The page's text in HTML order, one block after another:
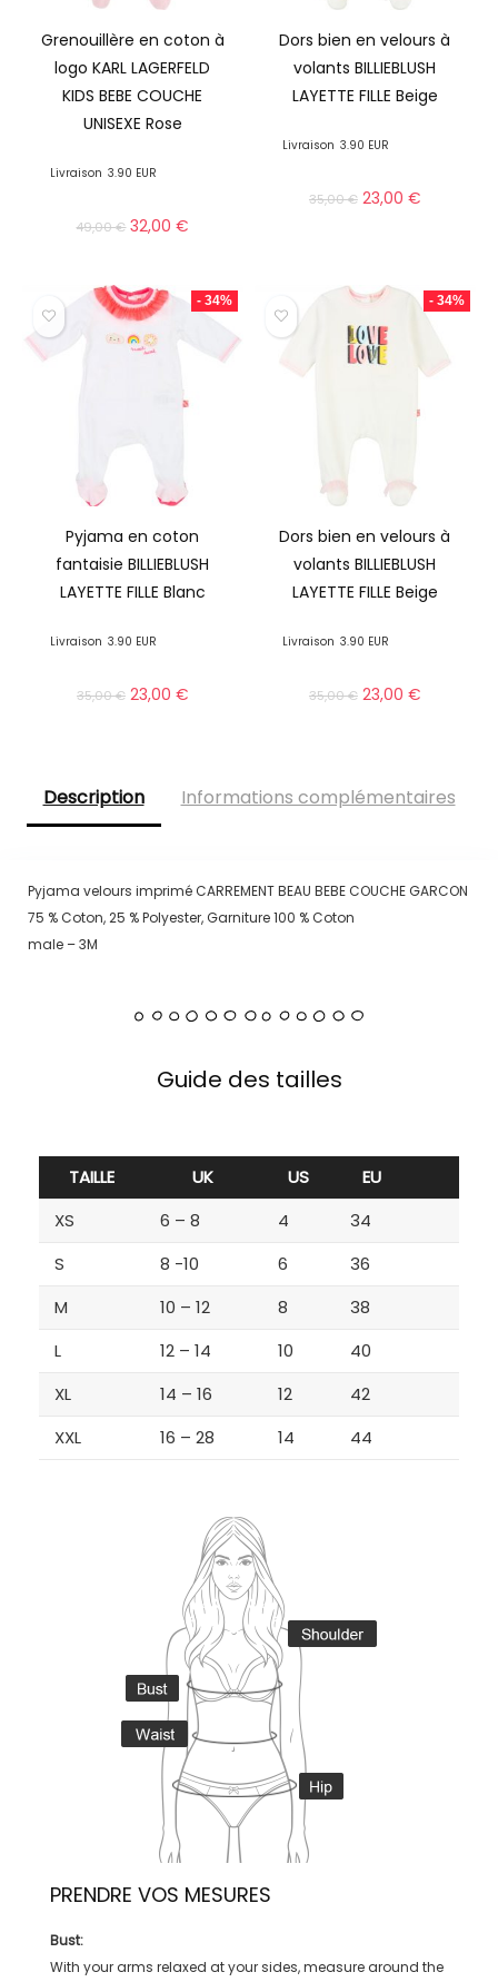
Grenouillère en coton à
logo KARL LAGERFELD
KIDS BEBE COUCHE
UNISEXE Rose
Livraison 3.90 EUR
49,00€ 32,00€
Dors bien en velours à
volants BILLIEBLUSH
LAYETTE FILLE Beige
Livraison 3.90 EUR
35,00€ 23,00 €
- 34%
Pyjama en coton
fantaisie BILLIEBLUSH
LAYETTE FILLE Blanc
Livraison 3.90 EUR
35,00€ 23,00 €
- 34%
Dors bien en velours à
volants BILLIEBLUSH
LAYETTE FILLE Beige
Livraison 3.90 EUR
35,00€ 23,00 €
Description Informations complémentaires
Pyjama velours imprimé CARREMENT BEAU BEBE COUCHE GARCON
75 % Coton, 25 % Polyester, Garniture 100 % Coton
male – 3M
Guide des tailles
TAILLE UK US
EU
XS
6 – 8 4
34
S
8 -10 6
36
M
10 – 12 8
38
L
12 – 14 10
40
XL
14 – 16 12
42
XXL
16 – 28 14 44
PRENDRE VOS MESURES
Bust:
With your arms relaxed at your sides, measure around the